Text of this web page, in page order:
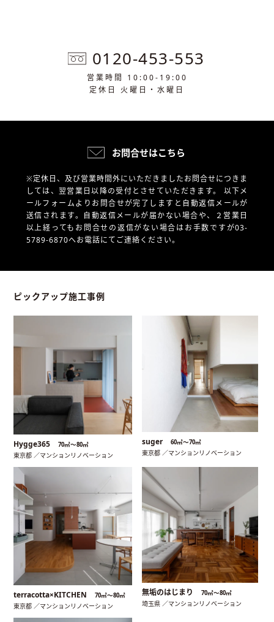
0120-453-553
営業時間 10:00-19:00
定休日 火曜日・水曜日
お問合せはこちら
※定休日、及び営業時間外にいただきましたお問合せにつきま
しては、翌営業日以降の受付とさせていただきます。 以下メ
ールフォームよりお問合せが完了しますと自動返信メールが
送信されます。自動返信メールが届かない場合や、
２営業日
以上経ってもお問合せの返信がない場合はお手数ですが03-
5789-6870へお電話にてご連絡ください。
ピックアップ施工事例
Hygge365 70㎡〜80㎡
東京都 ／マンションリノベーション
suger 60㎡〜70㎡
東京都 ／マンションリノベーション
terracotta×KITCHEN 70㎡〜80㎡
東京都 ／マンションリノベーション
無垢のはじまり 70㎡〜80㎡
埼玉県 ／マンションリノベーション